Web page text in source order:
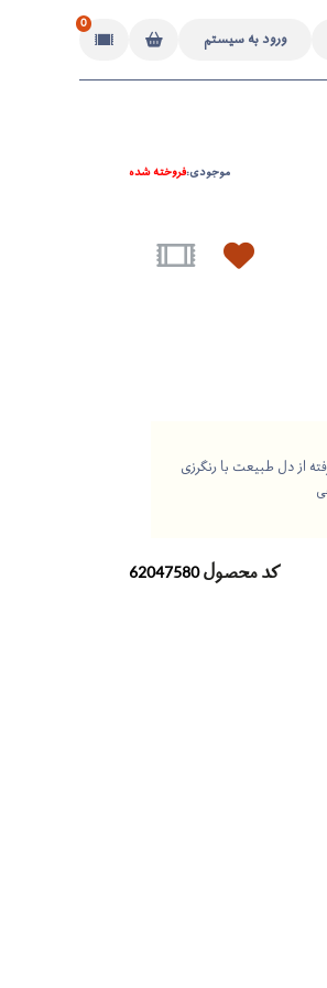
ورود به سیستم
0
موجودی:فروخته شده
از دل طبیعت با رنگرزی
کد محصول62047580